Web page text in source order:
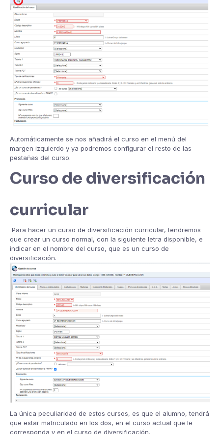
Automáticamente se nos añadirá el curso en el menú del
margen izquierdo y ya podremos configurar el resto de las
pestañas del curso.
Curso de diversificación
curricular
Para hacer un curso de diversificación curricular, tendremos
que crear un curso normal, con la siguiente letra disponible, e
indicar en el nombre del curso, que es un curso de
diversificación.
La única peculiaridad de estos cursos, es que el alumno, tendrá
que estar matriculado en los dos, en el curso actual que le
corresponda y en el curso de diversificación.